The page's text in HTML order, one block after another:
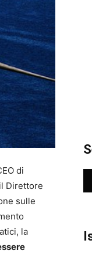
di
Direttore
sulle
la